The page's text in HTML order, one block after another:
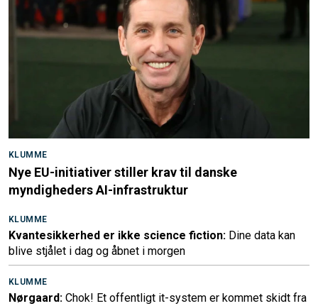
KLUMME
Nye EU-initiativer stiller krav til danske
myndigheders AI-infrastruktur
KLUMME
Kvantesikkerhed er ikke science fiction: Dine data kan
blive stjålet i dag og åbnet i morgen
KLUMME
Nørgaard: Chok! Et offentligt it-system er kommet skidt fra